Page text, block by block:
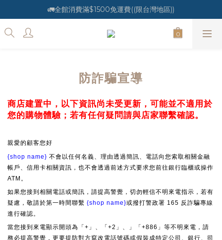
🚛全館消費滿$1500免運費((限台灣地區))
防詐騙宣導
商店建置中，以下資訊尚未受更新，可能並不適用於
您的購物體驗；若有任何疑問請與店家聯繫確認。
親愛的顧客您好
{shop name} 不會以任何名義、理由透過簡訊、電話向您索取相關金融
帳戶、信用卡相關資訊，也不會透過前述方式要求您前往銀行臨櫃或操作
ATM。
如果您接到相關電話或簡訊，請提高警覺，切勿輕信不明來電指示，若有
疑慮，敬請於第一時間聯繫 {shop name}或撥打警政署 165 反詐騙專線
進行確認。
當您接到來電顯示開頭為「+」、「+2」、」「+886」等不明來電，請
務必提高警覺，更要提防對方竄改電話號碼或假裝成特定公司、銀行、司